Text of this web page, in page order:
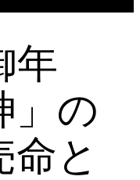
年
」の
と